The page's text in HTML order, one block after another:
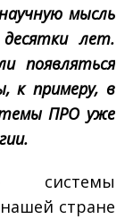
мысль
лет.
появляться
к примеру, в
ПРО уже
системы
стране